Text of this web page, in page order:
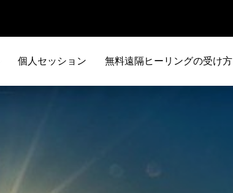
個人セッション 無料遠隔ヒーリングの受け方